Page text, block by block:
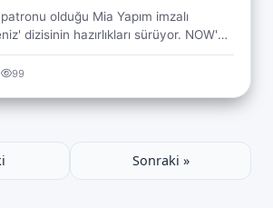
olduğu Mia Yapım imzalı
dizisinin hazırlıkları sürüyor. NOW'da
Trabzon'da çekilecek olan ...
99
Sonraki »